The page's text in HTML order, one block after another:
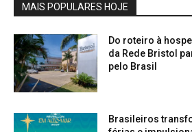
MAIS POPULARES HOJE
Do roteiro à
da Rede Bristol
pelo Brasil
Brasileiros